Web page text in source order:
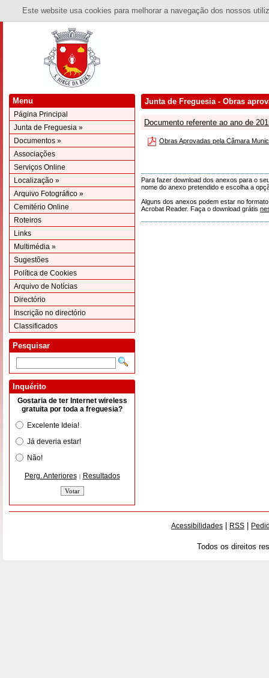
Este website usa cookies para melhorar a navegação dos nossos
Menu
Página Principal
Junta de Freguesia »
Documentos »
Associações
Serviços Online
Localização »
Arquivo Fotográfico »
Cemitério Online
Roteiros
Links
Multimédia »
Sugestões
Política de Cookies
Arquivo de Notícias
Directório
Inscrição no directório
Classificados
Pesquisar
Inquérito
Gostaria de ter Internet wireless
gratuita por toda a freguesia?
Excelente Ideia!
Já deveria estar!
Não!
Perg. Anteriores | Resultados
Junta de Freguesia - Obras
Documento referente ao ano de
Obras Aprovadas pela Câmara
Para fazer download dos anexos para o
nome do anexo pretendido e escolha a
Alguns dos anexos podem estar no
Acrobat Reader. Faça o download grátis
Acessibilidades RSS
Todos os direitos